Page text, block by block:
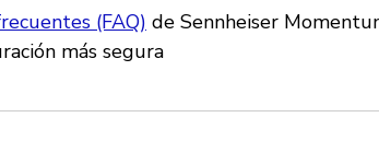
(FAQ) de Sennheiser
más segura